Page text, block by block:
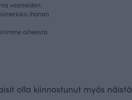
vaatteiden
ihanan
aiheesta
olla kiinnostunut myös näistä